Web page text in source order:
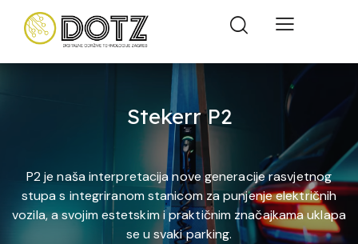
Stekerr P2
P2 je naša interpretacija nove generacije rasvjetnog
stupa s integriranom stanicom za punjenje električnih
vozila, a svojim estetskim i praktičnim značajkama uklapa
se u svaki parking.